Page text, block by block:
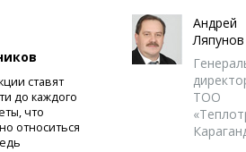
ставят
до каждого
что
относиться
Андрей
Ляпунов
ТОО